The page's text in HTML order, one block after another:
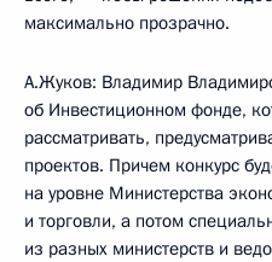
максимально прозрачно.
А.Жуков: Владимир
об Инвестиционном фонде,
рассматривать,
проектов. Причем конкурс
на уровне Министерства
и торговли, а потом
из разных министерств и